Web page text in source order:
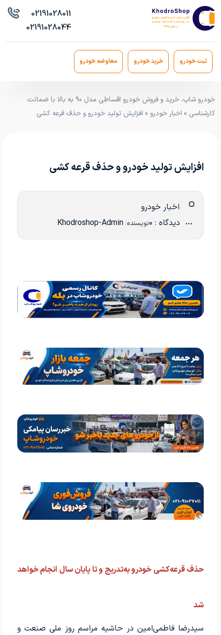
02191028011
02191028044
ثبت خودرو خرید خودرو معاوضه خودرو
خودرو شاپ، خرید و فروش خودرو اقساطی مدل ۹۰ به بالا با ضمانت
کارشناسی » اخبار خودرو » افزایش تولید خودرو و حذف قرعه کشی
افزایش تولید خودرو و حذف قرعه کشی
اخبار خودرو
دیدگاه : 0 نویسنده: Khodroshop-Admin
حذف قرعه‌کشی خودرو به‌تدریج و تا پایان سال انجام خواهد
شد
سیدرضا فاطمی‌امین در حاشیه مراسم روز ملی صنعت و